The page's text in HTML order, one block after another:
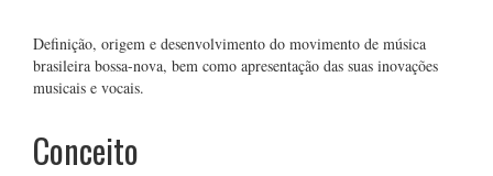
Definição, origem e desenvolvimento do movimento de música
brasileira bossa-nova, bem como apresentação das suas inovações
musicais e vocais.
Conceito